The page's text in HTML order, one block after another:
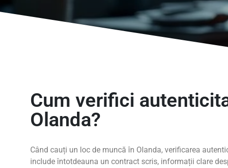
Cum verifici
Olanda?
Când cauți un loc de muncă în Olanda, verificarea
include întotdeauna un contract scris, informații clare